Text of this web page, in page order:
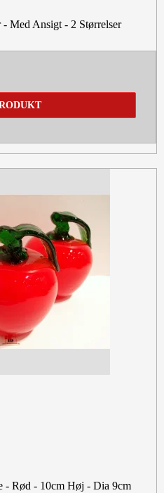
Med Ansigt - 2 Størrelser
Rød - 10cm Høj - Dia 9cm